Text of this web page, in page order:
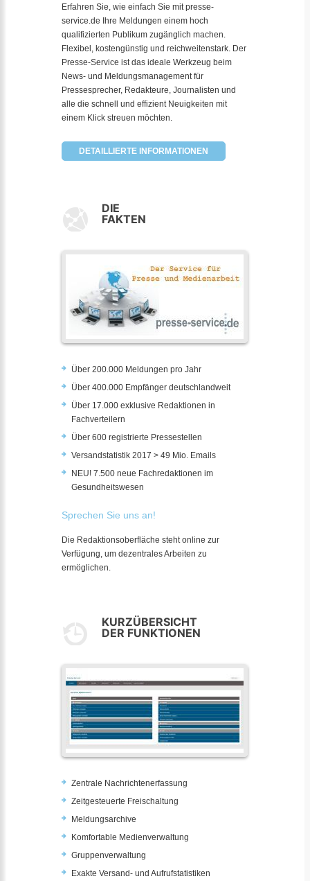
Erfahren Sie, wie einfach Sie mit presse-
service.de Ihre Meldungen einem hoch
qualifizierten Publikum zugänglich machen.
Flexibel, kostengünstig und reichweitenstark. Der
Presse-Service ist das ideale Werkzeug beim
News- und Meldungsmanagement für
Pressesprecher, Redakteure, Journalisten und
alle die schnell und effizient Neuigkeiten mit
einem Klick streuen möchten.
DETAILLIERTE INFORMATIONEN
DIE
FAKTEN
Über 200.000 Meldungen pro Jahr
Über 400.000 Empfänger deutschlandweit
Über 17.000 exklusive Redaktionen in
Fachverteilern
Über 600 registrierte Pressestellen
Versandstatistik 2017 > 49 Mio. Emails
NEU! 7.500 neue Fachredaktionen im
Gesundheitswesen
Sprechen Sie uns an!
Die Redaktionsoberfläche steht online zur
Verfügung, um dezentrales Arbeiten zu
ermöglichen.
KURZÜBERSICHT
DER FUNKTIONEN
Zentrale Nachrichtenerfassung
Zeitgesteuerte Freischaltung
Meldungsarchive
Komfortable Medienverwaltung
Gruppenverwaltung
Exakte Versand- und Aufrufstatistiken